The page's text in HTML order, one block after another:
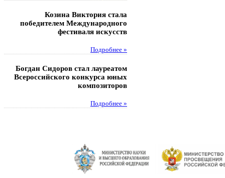
Козина Виктория стала
победителем Международного
фестиваля искусств
Подробнее »
Богдан Сидоров стал лауреатом
Всероссийского конкурса юных
композиторов
Подробнее »